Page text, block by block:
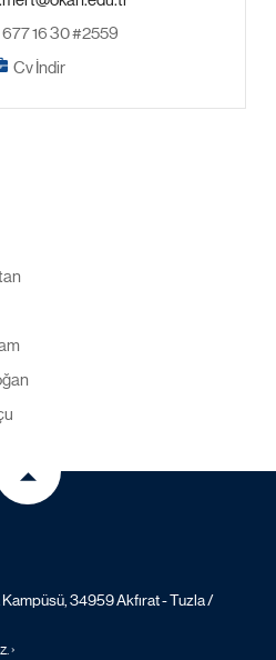
677 16 30 #2559
Cv İndir
34959 Akfırat - Tuzla /
›